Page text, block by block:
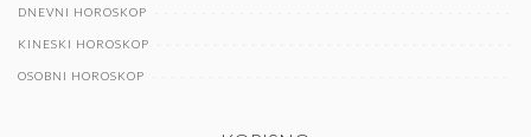
DNEVNI HOROSKOP
KINESKI HOROSKOP
OSOBNI HOROSKOP